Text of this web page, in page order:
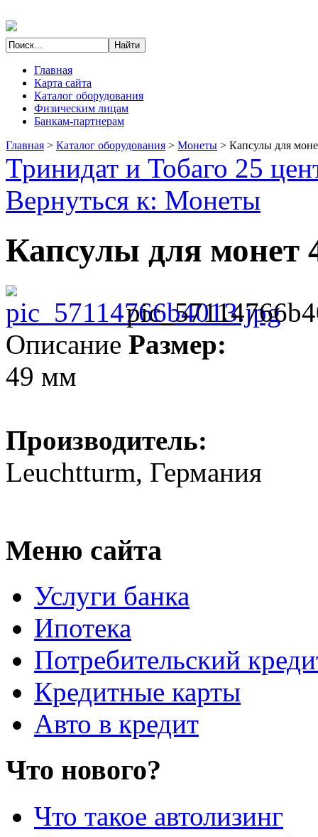
Главная
Карта сайта
Каталог оборудования
Физическим лицам
Банкам-партнерам
Главная > Каталог оборудования > Монеты > Капсулы для
Тринидат и Тобаго 25
Вернуться к: Монеты
Капсулы для монет
Описание Размер:
49 мм
Производитель:
Leuchtturm, Германия
Меню сайта
Услуги банка
Ипотека
Потребительский
Кредитные карты
Авто в кредит
Что нового?
Что такое автолизинг